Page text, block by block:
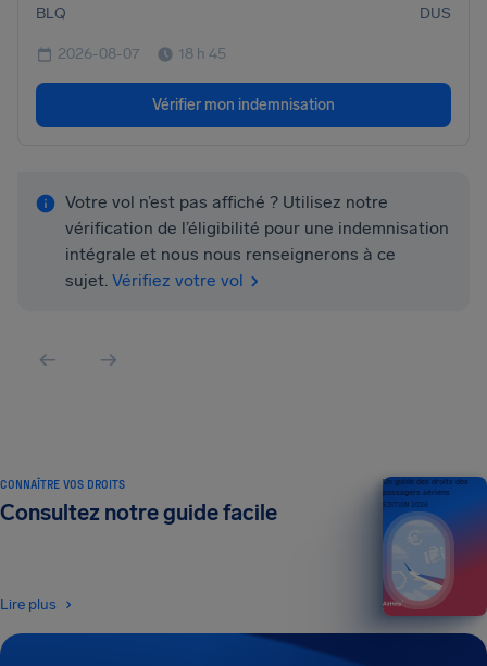
BLQ DUS
2026-08-07 18 h 45
Vérifier mon indemnisation
Votre vol n’est pas affiché ? Utilisez notre
vérification de l’éligibilité pour une indemnisation
intégrale et nous nous renseignerons à ce
sujet. Vérifiez votre vol
CONNAÎTRE VOS DROITS
Consultez notre guide facile
Lire plus
Un guide des droits des
passagers aériens
ÉDITION 2026